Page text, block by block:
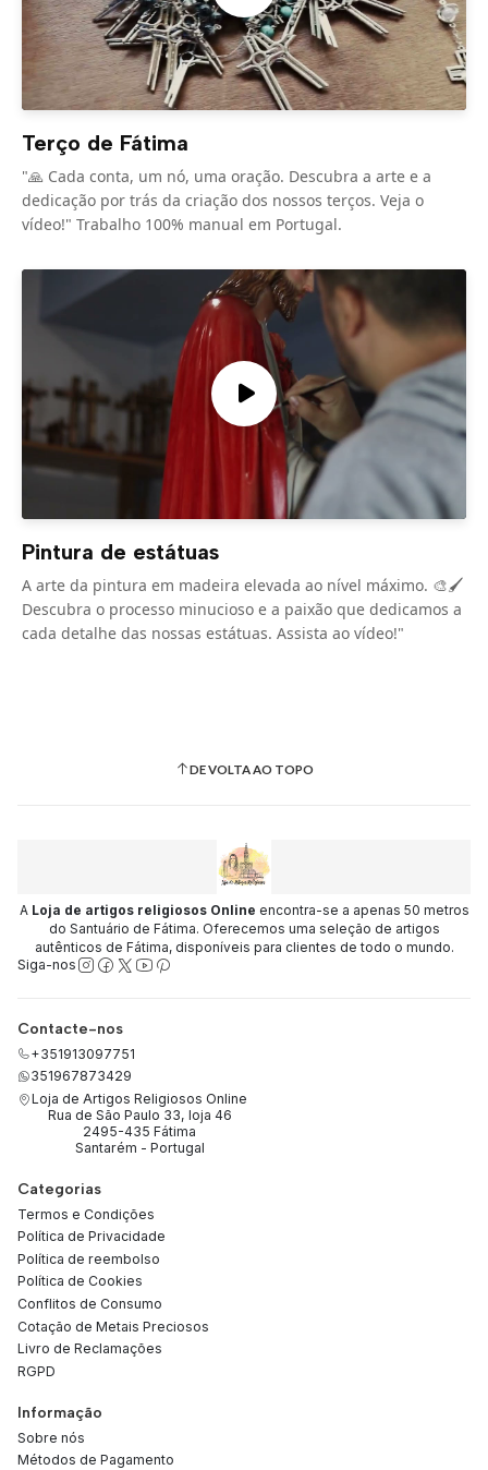
Terço de Fátima
"🙏 Cada conta, um nó, uma oração. Descubra a arte e a
dedicação por trás da criação dos nossos terços. Veja o
vídeo!" Trabalho 100% manual em Portugal.
Pintura de estátuas
A arte da pintura em madeira elevada ao nível máximo. 🎨🖌️
Descubra o processo minucioso e a paixão que dedicamos a
cada detalhe das nossas estátuas. Assista ao vídeo!"
DE VOLTA AO TOPO
A Loja de artigos religiosos Online encontra-se a apenas 50 metros
do Santuário de Fátima. Oferecemos uma seleção de artigos
autênticos de Fátima, disponíveis para clientes de todo o mundo.
Siga-nos
Contacte-nos
+351913097751
351967873429
Loja de Artigos Religiosos Online
Rua de São Paulo 33, loja 46
2495-435 Fátima
Santarém - Portugal
Categorias
Termos e Condições
Política de Privacidade
Política de reembolso
Política de Cookies
Conflitos de Consumo
Cotação de Metais Preciosos
Livro de Reclamações
RGPD
Informação
Sobre nós
Métodos de Pagamento